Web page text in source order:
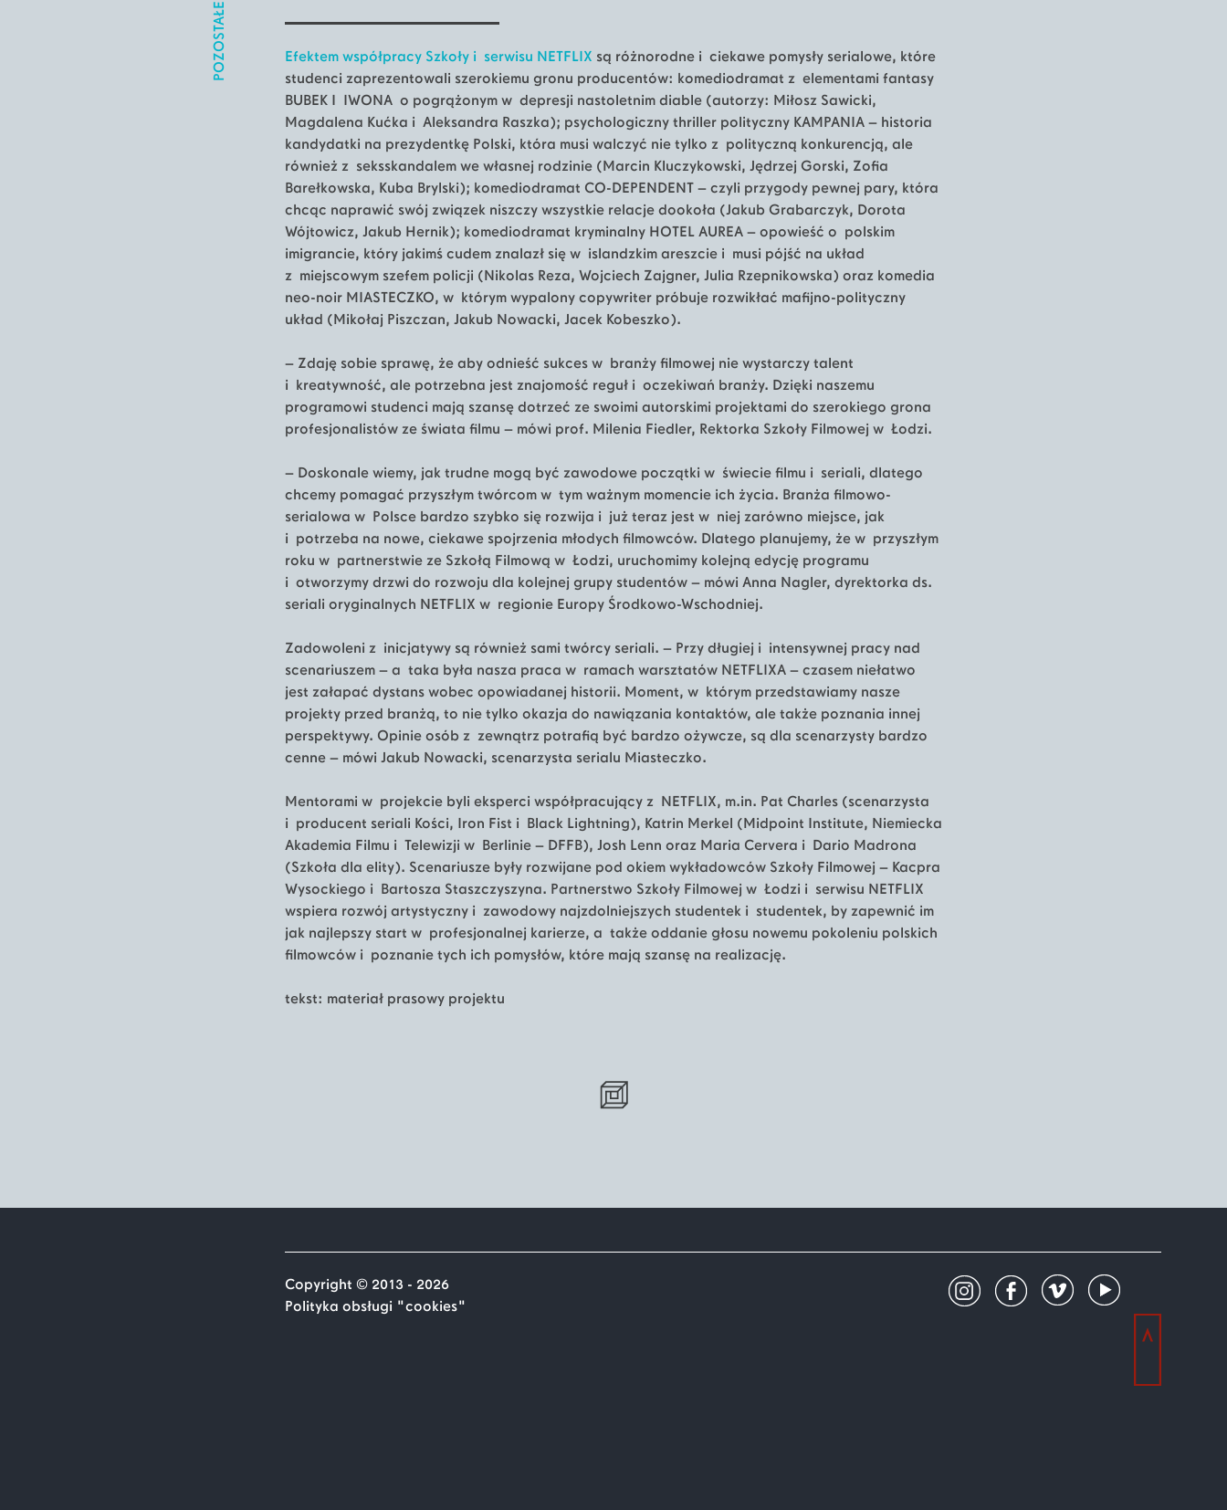
POZOSTAŁE Efektem współpracy Szkoły i serwisu NETFLIX są różnorodne i ciekawe pomysły serialowe, które
studenci zaprezentowali szerokiemu gronu producentów: komediodramat z elementami fantasy
BUBEK I IWONA o pogrążonym w depresji nastoletnim diable (autorzy: Miłosz Sawicki,
Magdalena Kućka i Aleksandra Raszka); psychologiczny thriller polityczny KAMPANIA – historia
kandydatki na prezydentkę Polski, która musi walczyć nie tylko z polityczną konkurencją, ale
również z seksskandalem we własnej rodzinie (Marcin Kluczykowski, Jędrzej Gorski, Zofia
Barełkowska, Kuba Brylski); komediodramat CO-DEPENDENT – czyli przygody pewnej pary, która
chcąc naprawić swój związek niszczy wszystkie relacje dookoła (Jakub Grabarczyk, Dorota
Wójtowicz, Jakub Hernik); komediodramat kryminalny HOTEL AUREA – opowieść o polskim
imigrancie, który jakimś cudem znalazł się w islandzkim areszcie i musi pójść na układ
z miejscowym szefem policji (Nikolas Reza, Wojciech Zajgner, Julia Rzepnikowska) oraz komedia
neo-noir MIASTECZKO, w którym wypalony copywriter próbuje rozwikłać mafijno-polityczny
układ (Mikołaj Piszczan, Jakub Nowacki, Jacek Kobeszko).
– Zdaję sobie sprawę, że aby odnieść sukces w branży filmowej nie wystarczy talent
i kreatywność, ale potrzebna jest znajomość reguł i oczekiwań branży. Dzięki naszemu
programowi studenci mają szansę dotrzeć ze swoimi autorskimi projektami do szerokiego grona
profesjonalistów ze świata filmu – mówi prof. Milenia Fiedler, Rektorka Szkoły Filmowej w Łodzi.
– Doskonale wiemy, jak trudne mogą być zawodowe początki w świecie filmu i seriali, dlatego
chcemy pomagać przyszłym twórcom w tym ważnym momencie ich życia. Branża filmowo-
serialowa w Polsce bardzo szybko się rozwija i już teraz jest w niej zarówno miejsce, jak
i potrzeba na nowe, ciekawe spojrzenia młodych filmowców. Dlatego planujemy, że w przyszłym
roku w partnerstwie ze Szkołą Filmową w Łodzi, uruchomimy kolejną edycję programu
i otworzymy drzwi do rozwoju dla kolejnej grupy studentów – mówi Anna Nagler, dyrektorka ds.
seriali oryginalnych NETFLIX w regionie Europy Środkowo-Wschodniej.
Zadowoleni z inicjatywy są również sami twórcy seriali. – Przy długiej i intensywnej pracy nad
scenariuszem – a taka była nasza praca w ramach warsztatów NETFLIXA – czasem niełatwo
jest załapać dystans wobec opowiadanej historii. Moment, w którym przedstawiamy nasze
projekty przed branżą, to nie tylko okazja do nawiązania kontaktów, ale także poznania innej
perspektywy. Opinie osób z zewnątrz potrafią być bardzo ożywcze, są dla scenarzysty bardzo
cenne – mówi Jakub Nowacki, scenarzysta serialu Miasteczko.
Mentorami w projekcie byli eksperci współpracujący z NETFLIX, m.in. Pat Charles (scenarzysta
i producent seriali Kości, Iron Fist i Black Lightning), Katrin Merkel (Midpoint Institute, Niemiecka
Akademia Filmu i Telewizji w Berlinie – DFFB), Josh Lenn oraz Maria Cervera i Dario Madrona
(Szkoła dla elity). Scenariusze były rozwijane pod okiem wykładowców Szkoły Filmowej – Kacpra
Wysockiego i Bartosza Staszczyszyna. Partnerstwo Szkoły Filmowej w Łodzi i serwisu NETFLIX
wspiera rozwój artystyczny i zawodowy najzdolniejszych studentek i studentek, by zapewnić im
jak najlepszy start w profesjonalnej karierze, a także oddanie głosu nowemu pokoleniu polskich
filmowców i poznanie tych ich pomysłów, które mają szansę na realizację.
tekst: materiał prasowy projektu
Copyright © 2013 - 2026
Polityka obsługi "cookies"